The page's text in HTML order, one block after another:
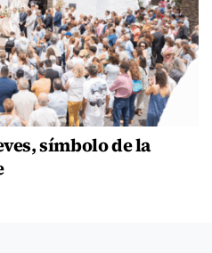
símbolo de la